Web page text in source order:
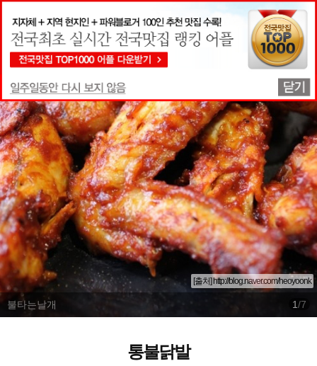
맛집상세정보
불타는날개
[출처] http://blog.naver.com/heoyoonk
1/7
통불닭발